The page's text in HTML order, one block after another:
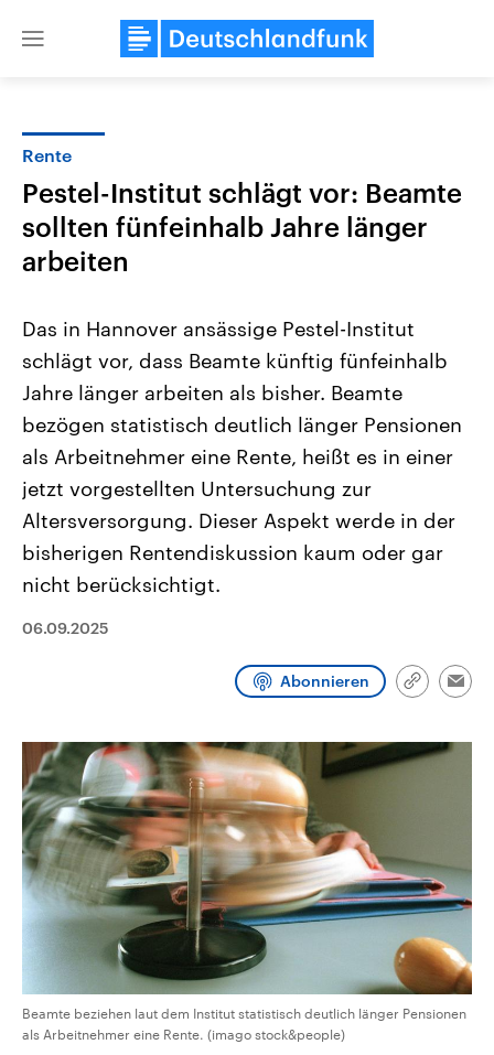
Close
Landtagswahl Sachsen-Anhalt
2026
Alle Informationen
Sachsen-Anhalt wählt am 6.
September 2026 einen neuen
Bundesland von einer Koalition aus
Umfragen, Prognosen,
Wahlprogramme, aktuelle Berichte
und Hintergründe zu den Parteien
und Kandidaten der anstehenden
Wahl.
Aktuelle Beiträge,
Hintergründe
Wirtschaftlich und
gehören die Vereinigten
mit großem Einfluss auf
Sendungen Programm Podcasts
Rente
Pestel-Institut schlägt vor: Beamte
sollten fünfeinhalb Jahre länger
arbeiten
Das in Hannover ansässige Pestel-Institut
schlägt vor, dass Beamte künftig fünfeinhalb
Jahre länger arbeiten als bisher. Beamte
bezögen statistisch deutlich länger Pensionen
als Arbeitnehmer eine Rente, heißt es in einer
jetzt vorgestellten Untersuchung zur
Altersversorgung. Dieser Aspekt werde in der
bisherigen Rentendiskussion kaum oder gar
nicht berücksichtigt.
06.09.2025
Abonnieren
Link
Beamte beziehen laut dem Institut statistisch deutlich länger Pensionen
als Arbeitnehmer eine Rente. (imago stock&people)